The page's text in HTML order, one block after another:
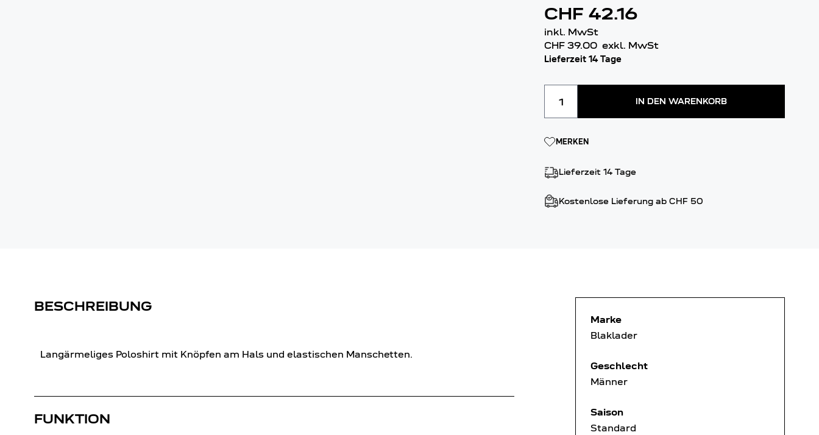
CHF 42.16
inkl. MwSt
CHF 39.00 exkl. MwSt
Lieferzeit 14 Tage
IN DEN WARENKORB
MERKEN
Lieferzeit 14 Tage
Kostenlose Lieferung ab CHF 50
BESCHREIBUNG
Langärmeliges Poloshirt mit Knöpfen am Hals und elastischen Manschetten.
FUNKTION
Marke
Blaklader
Geschlecht
Männer
Saison
Standard